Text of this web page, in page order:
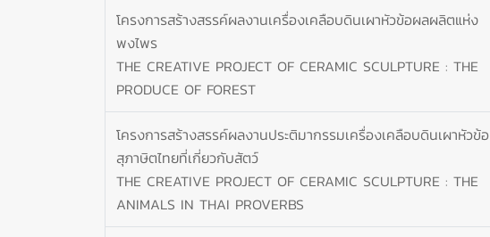
โครงการสร้างสรรค์ผลงานเครื่องเคลือบดินเผาหัวข้อผลผลิตแห่ง
พงไพร
THE CREATIVE PROJECT OF CERAMIC SCULPTURE : THE
PRODUCE OF FOREST
โครงการสร้างสรรค์ผลงานประติมากรรมเครื่องเคลือบดินเผาหัวข้อ
สุภาษิตไทยที่เกี่ยวกับสัตว์
THE CREATIVE PROJECT OF CERAMIC SCULPTURE : THE
ANIMALS IN THAI PROVERBS